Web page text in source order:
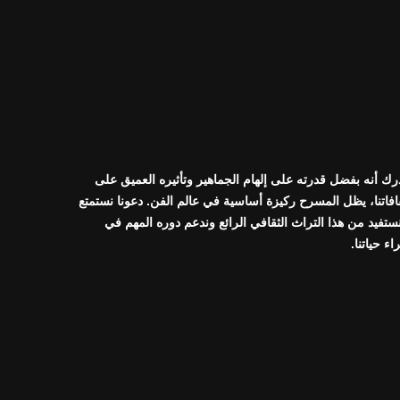
أنه بفضل قدرته على إلهام الجماهير وتأثيره العميق على
يظل المسرح ركيزة أساسية في عالم الفن. دعونا نستمتع
من هذا التراث الثقافي الرائع وندعم دوره المهم في
حياتنا.